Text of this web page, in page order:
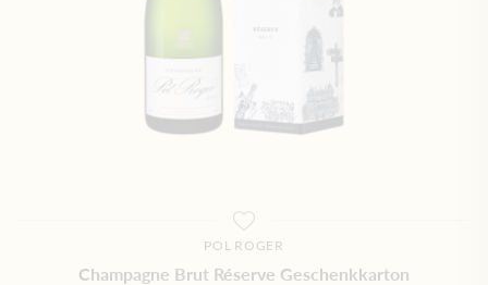
POL ROGER
Champagne Brut Réserve Geschenkkarton